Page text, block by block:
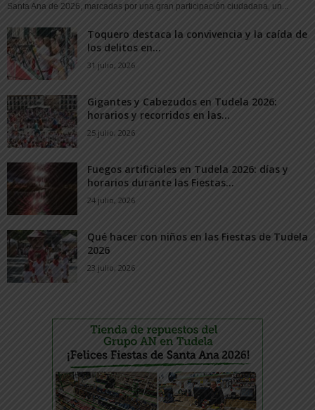
Santa Ana de 2026, marcadas por una gran participación ciudadana, un...
Toquero destaca la convivencia y la caída de
los delitos en...
31 julio, 2026
Gigantes y Cabezudos en Tudela 2026:
horarios y recorridos en las...
25 julio, 2026
Fuegos artificiales en Tudela 2026: días y
horarios durante las Fiestas...
24 julio, 2026
Qué hacer con niños en las Fiestas de Tudela
2026
23 julio, 2026